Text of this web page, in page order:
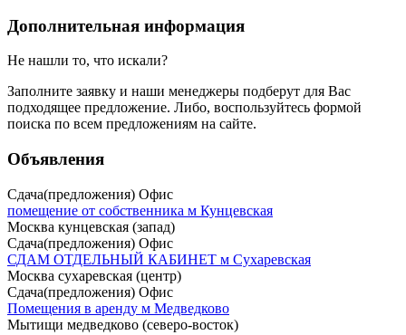
Дополнительная информация
Не нашли то, что искали?
Заполните заявку и наши менеджеры подберут для Вас
подходящее предложение. Либо, воспользуйтесь формой
поиска по всем предложениям на сайте.
Объявления
Сдача(предложения) Офис
помещение от собственника м Кунцевская
Москва кунцевская (запад)
Сдача(предложения) Офис
СДАМ ОТДЕЛЬНЫЙ КАБИНЕТ м Сухаревская
Москва сухаревская (центр)
Сдача(предложения) Офис
Помещения в аренду м Медведково
Мытищи медведково (северо-восток)